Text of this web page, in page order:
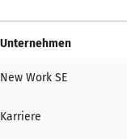
Unternehmen
New Work SE
Karriere